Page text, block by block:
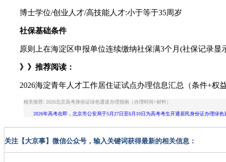
博士学位/创业人才/高技能人才:小于等于35周岁
社保基础条件
原则上在海淀区申报单位连续缴纳社保满3个月(社保记录显
》》推荐阅读：
2026海淀青年人才工作居住证试点办理信息汇总（条件+权益
相关推荐: 2026北京高考身份证绿色通道办理指南（办理时间+材料）
2026年高考在即，北京市公安局于5月27日至6月10日为高考考生开通居民身份证办理
关注【大京事】微信公众号，输入关键词获得最新的相关信息：